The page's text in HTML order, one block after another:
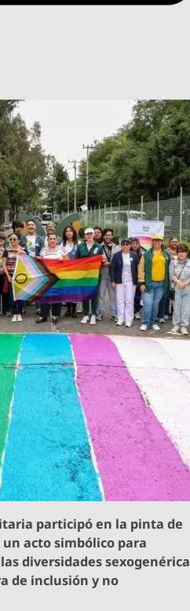
participó en la pinta de
acto simbólico para
diversidades
de inclusión y no